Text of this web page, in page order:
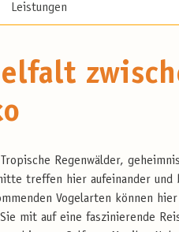
Leistungen
Regenwälder,
treffen hier aufeinander und
Vogelarten können hier
mit auf eine faszinierende